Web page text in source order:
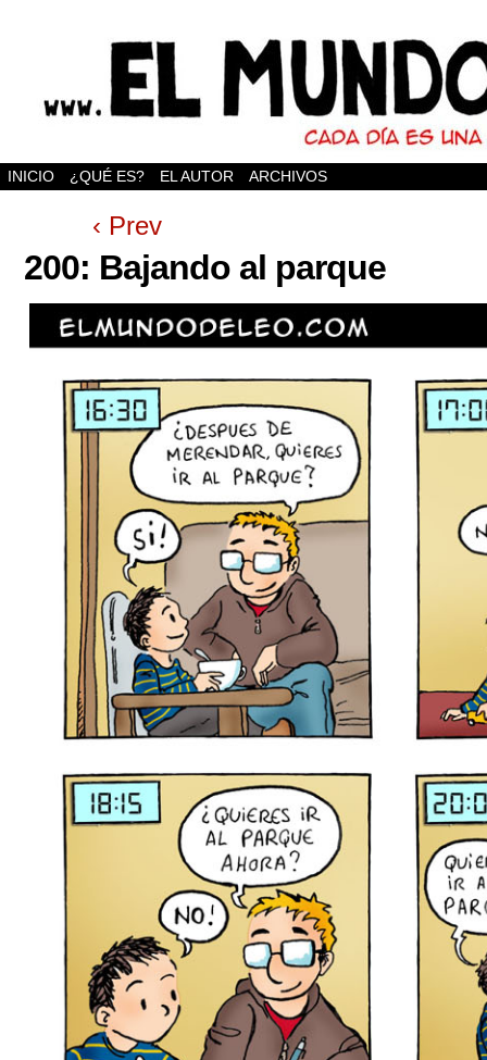
INICIO ¿QUÉ ES? EL AUTOR ARCHIVOS
‹ Prev
200: Bajando al parque